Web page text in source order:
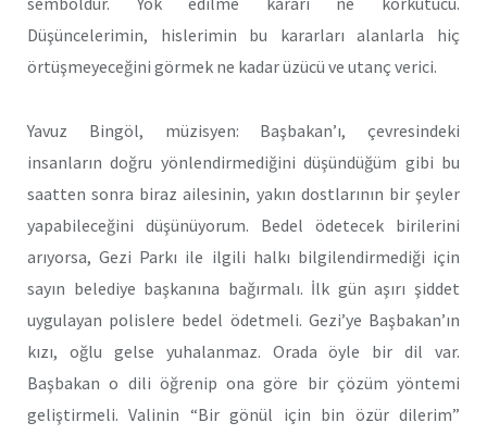
Düşüncelerimin, hislerimin bu kararları alanlarla hiç
örtüşmeyeceğini görmek ne kadar üzücü ve utanç verici.
Yavuz Bingöl, müzisyen: Başbakan’ı, çevresindeki
insanların doğru yönlendirmediğini düşündüğüm gibi bu
saatten sonra biraz ailesinin, yakın dostlarının bir şeyler
yapabileceğini düşünüyorum. Bedel ödetecek birilerini
arıyorsa, Gezi Parkı ile ilgili halkı bilgilendirmediği için
sayın belediye başkanına bağırmalı. İlk gün aşırı şiddet
uygulayan polislere bedel ödetmeli. Gezi’ye Başbakan’ın
kızı, oğlu gelse yuhalanmaz. Orada öyle bir dil var.
Başbakan o dili öğrenip ona göre bir çözüm yöntemi
geliştirmeli. Valinin “Bir gönül için bin özür dilerim”